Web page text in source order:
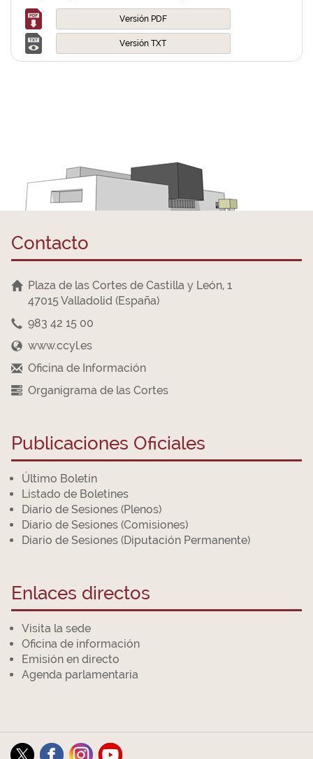
Versión PDF
Versión TXT
Contacto
Plaza de las Cortes de Castilla y León, 1
47015 Valladolid (España)
983 42 15 00
www.ccyl.es
Oficina de Información
Organigrama de las Cortes
Publicaciones Oficiales
Último Boletín
Listado de Boletines
Diario de Sesiones (Plenos)
Diario de Sesiones (Comisiones)
Diario de Sesiones (Diputación Permanente)
Enlaces directos
Visita la sede
Oficina de información
Emisión en directo
Agenda parlamentaria